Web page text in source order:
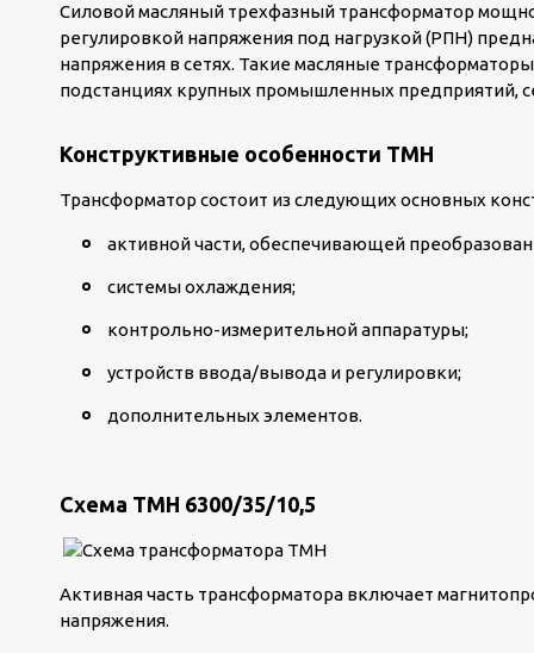
Силовой масляный трехфазный трансформатор
регулировкой напряжения под нагрузкой (РПН)
напряжения в сетях. Такие масляные
подстанциях крупных промышленных предприятий,
Конструктивные особенности ТМН
Трансформатор состоит из следующих основных
активной части, обеспечивающей
системы охлаждения;
контрольно-измерительной аппаратуры;
устройств ввода/вывода и регулировки;
дополнительных элементов.
Схема ТМН 6300/35/10,5
Активная часть трансформатора включает
напряжения.